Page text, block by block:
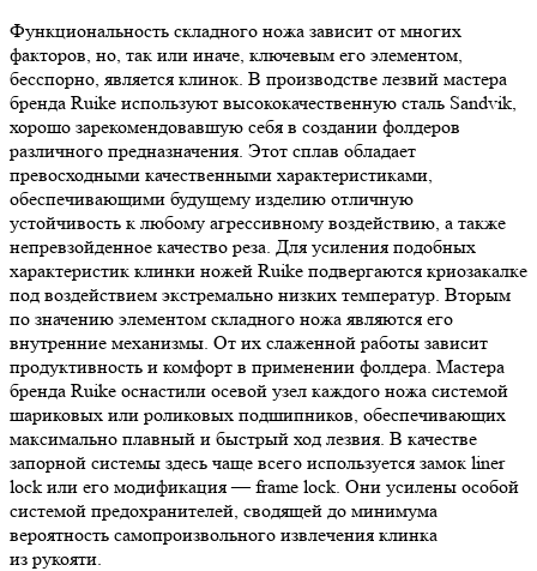
Функциональность складного ножа зависит от многих
факторов, но, так или иначе, ключевым его элементом,
бесспорно, является клинок. В производстве лезвий мастера
бренда Ruike используют высококачественную сталь Sandvik,
хорошо зарекомендовавшую себя в создании фолдеров
различного предназначения. Этот сплав обладает
превосходными качественными характеристиками,
обеспечивающими будущему изделию отличную
устойчивость к любому агрессивному воздействию, а также
непревзойденное качество реза. Для усиления подобных
характеристик клинки ножей Ruike подвергаются криозакалке
под воздействием экстремально низких температур. Вторым
по значению элементом складного ножа являются его
внутренние механизмы. От их слаженной работы зависит
продуктивность и комфорт в применении фолдера. Мастера
бренда Ruike оснастили осевой узел каждого ножа системой
шариковых или роликовых подшипников, обеспечивающих
максимально плавный и быстрый ход лезвия. В качестве
запорной системы здесь чаще всего используется замок liner
lock или его модификация — frame lock. Они усилены особой
системой предохранителей, сводящей до минимума
вероятность самопроизвольного извлечения клинка
из рукояти.